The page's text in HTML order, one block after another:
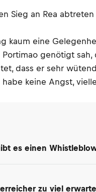
Sieg an Rea
kaum eine
genötigt
dass er sehr
keine Angst,
es einen
zu viel